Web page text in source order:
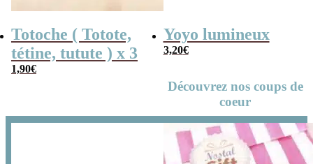
Totoche ( Totote,
tétine, tutute ) x 3
1,90€
Yoyo lumineux
3,20€
Découvrez nos coups de
coeur